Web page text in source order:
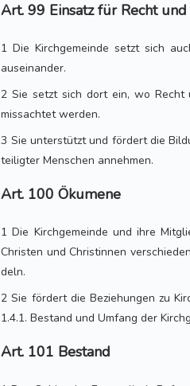
Art. 99 Einsatz für Recht
1 Die Kirchgemeinde setzt sich
auseinander.
2 Sie setzt sich dort ein, wo Recht
missachtet werden.
3 Sie unterstützt und fördert die
teiligter Menschen annehmen.
Art. 100 Ökumene
1 Die Kirchgemeinde und ihre
Christen und Christinnen
deln.
2 Sie fördert die Beziehungen zu
1.4.1. Bestand und Umfang der
Art. 101 Bestand